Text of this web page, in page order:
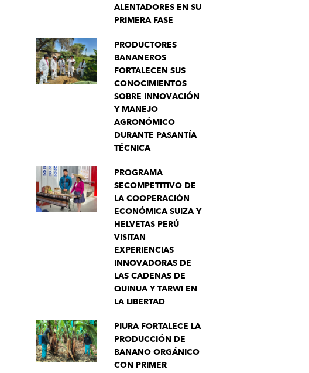
ALENTADORES EN SU
PRIMERA FASE
PRODUCTORES
BANANEROS
FORTALECEN SUS
CONOCIMIENTOS
SOBRE INNOVACIÓN
Y MANEJO
AGRONÓMICO
DURANTE PASANTÍA
TÉCNICA
PROGRAMA
SECOMPETITIVO DE
LA COOPERACIÓN
ECONÓMICA SUIZA Y
HELVETAS PERÚ
VISITAN
EXPERIENCIAS
INNOVADORAS DE
LAS CADENAS DE
QUINUA Y TARWI EN
LA LIBERTAD
PIURA FORTALECE LA
PRODUCCIÓN DE
BANANO ORGÁNICO
CON PRIMER